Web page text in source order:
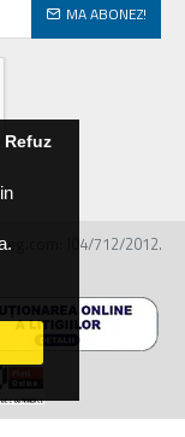
Refuz
MA ABONEZ!
J04/712/2012.